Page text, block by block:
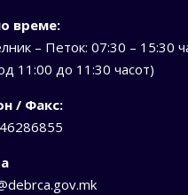
време:
– Петок: 07:30 – 15:30
11:00 до 11:30 часот)
/ Факс: